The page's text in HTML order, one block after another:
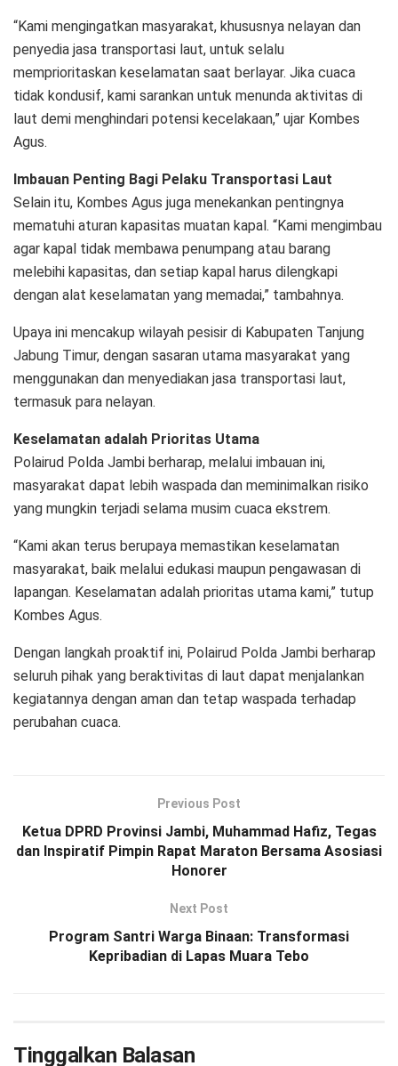
“Kami mengingatkan masyarakat, khususnya nelayan dan
penyedia jasa transportasi laut, untuk selalu
memprioritaskan keselamatan saat berlayar. Jika cuaca
tidak kondusif, kami sarankan untuk menunda aktivitas di
laut demi menghindari potensi kecelakaan,” ujar Kombes
Agus.
Imbauan Penting Bagi Pelaku Transportasi Laut
Selain itu, Kombes Agus juga menekankan pentingnya
mematuhi aturan kapasitas muatan kapal. “Kami mengimbau
agar kapal tidak membawa penumpang atau barang
melebihi kapasitas, dan setiap kapal harus dilengkapi
dengan alat keselamatan yang memadai,” tambahnya.
Upaya ini mencakup wilayah pesisir di Kabupaten Tanjung
Jabung Timur, dengan sasaran utama masyarakat yang
menggunakan dan menyediakan jasa transportasi laut,
termasuk para nelayan.
Keselamatan adalah Prioritas Utama
Polairud Polda Jambi berharap, melalui imbauan ini,
masyarakat dapat lebih waspada dan meminimalkan risiko
yang mungkin terjadi selama musim cuaca ekstrem.
“Kami akan terus berupaya memastikan keselamatan
masyarakat, baik melalui edukasi maupun pengawasan di
lapangan. Keselamatan adalah prioritas utama kami,” tutup
Kombes Agus.
Dengan langkah proaktif ini, Polairud Polda Jambi berharap
seluruh pihak yang beraktivitas di laut dapat menjalankan
kegiatannya dengan aman dan tetap waspada terhadap
perubahan cuaca.
Previous Post
Ketua DPRD Provinsi Jambi, Muhammad Hafiz, Tegas
dan Inspiratif Pimpin Rapat Maraton Bersama Asosiasi
Honorer
Next Post
Program Santri Warga Binaan: Transformasi
Kepribadian di Lapas Muara Tebo
Tinggalkan Balasan